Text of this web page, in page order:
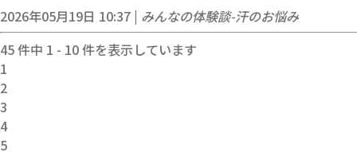
2026年05月19日 10:37 | みんなの体験談-汗のお悩み
45件中 1 - 10件を表示しています
1
2
3
4
5